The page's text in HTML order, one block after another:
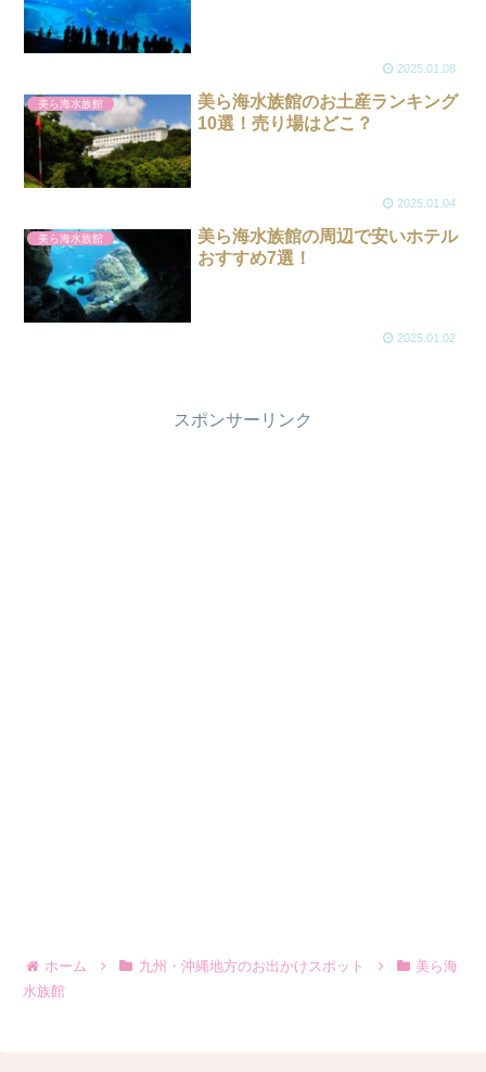
2025.01.08
美ら海水族館
美ら海水族館のお土産ランキング
10選！売り場はどこ？
2025.01.04
美ら海水族館
美ら海水族館の周辺で安いホテル
おすすめ7選！
2025.01.02
スポンサーリンク
ホーム 九州・沖縄地方のお出かけスポット
美ら海
水族館